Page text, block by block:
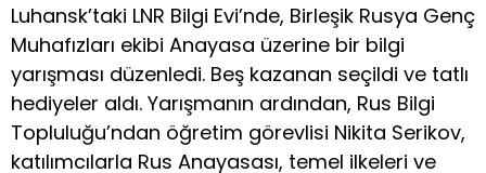
Luhansk’taki LNR Bilgi Evi’nde, Birleşik Rusya Genç
Muhafızları ekibi Anayasa üzerine bir bilgi
yarışması düzenledi. Beş kazanan seçildi ve tatlı
hediyeler aldı. Yarışmanın ardından, Rus Bilgi
Topluluğu’ndan öğretim görevlisi Nikita Serikov,
katılımcılarla Rus Anayasası, temel ilkeleri ve